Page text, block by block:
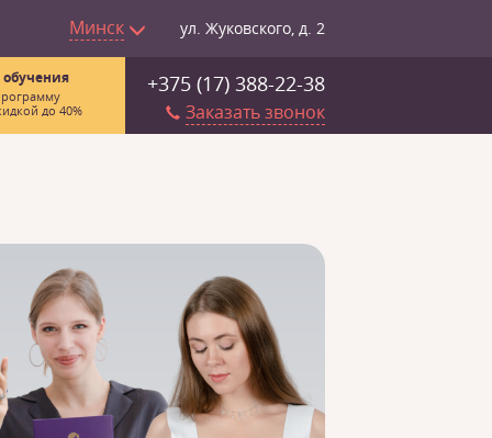
Минск ул. Жуковского, д. 2
+375 (17) 388-22-38
Заказать звонок
обучения
до 40%